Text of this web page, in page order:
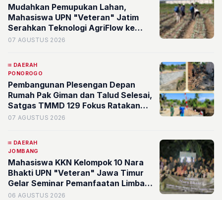
Mudahkan Pemupukan Lahan,
Mahasiswa UPN "Veteran" Jatim
Serahkan Teknologi AgriFlow ke
Petani Desa Ngoro, Jombang
07 AGUSTUS 2026
DAERAH
PONOROGO
Pembangunan Plesengan Depan
Rumah Pak Giman dan Talud Selesai,
Satgas TMMD 129 Fokus Ratakan
Tanah Dasar Sungai
07 AGUSTUS 2026
DAERAH
JOMBANG
Mahasiswa KKN Kelompok 10 Nara
Bhakti UPN "Veteran" Jawa Timur
Gelar Seminar Pemanfaatan Limbah
Bernilai Ekonomi di Desa Mojoduwur
06 AGUSTUS 2026